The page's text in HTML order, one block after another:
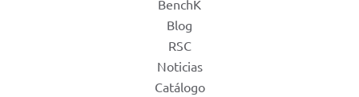
BenchK
Blog
RSC
Noticias
Catálogo